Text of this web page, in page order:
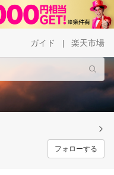
ガイド 楽天市場
フォローする